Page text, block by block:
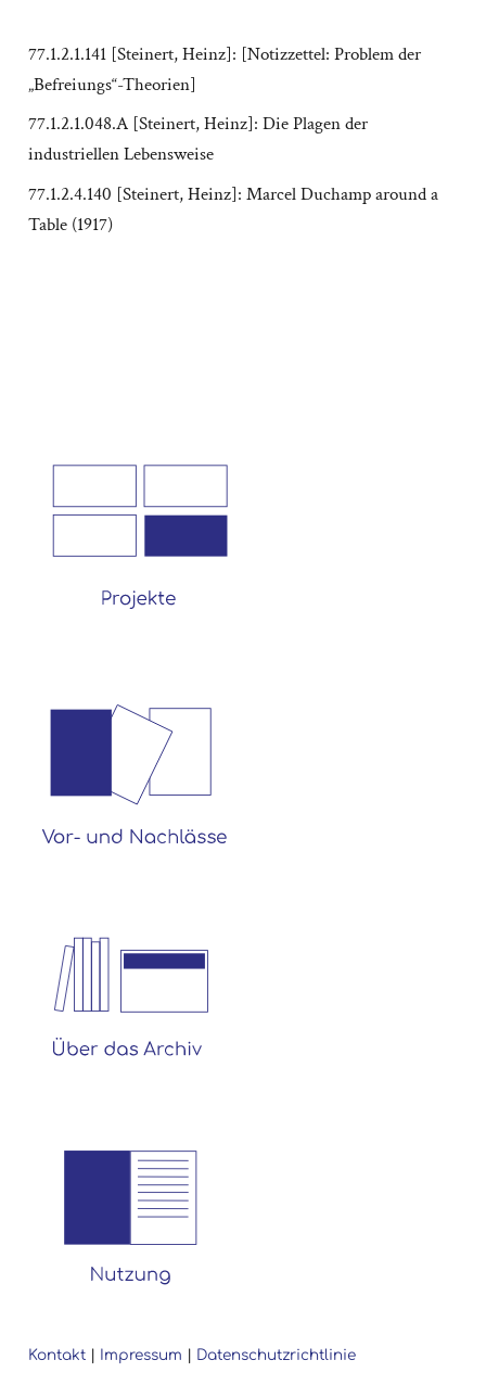
77.1.2.1.141 [Steinert, Heinz]: [Notizzettel: Problem der
„Befreiungs“-Theorien]
77.1.2.1.048.A [Steinert, Heinz]: Die Plagen der
industriellen Lebensweise
77.1.2.4.140 [Steinert, Heinz]: Marcel Duchamp around a
Table (1917)
Kontakt| Impressum Datenschutzrichtlinie